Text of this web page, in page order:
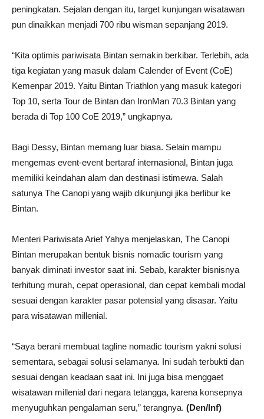
peningkatan. Sejalan dengan itu, target kunjungan wisatawan
pun dinaikkan menjadi 700 ribu wisman sepanjang 2019.
“Kita optimis pariwisata Bintan semakin berkibar. Terlebih, ada
tiga kegiatan yang masuk dalam Calender of Event (CoE)
Kemenpar 2019. Yaitu Bintan Triathlon yang masuk kategori
Top 10, serta Tour de Bintan dan IronMan 70.3 Bintan yang
berada di Top 100 CoE 2019,” ungkapnya.
Bagi Dessy, Bintan memang luar biasa. Selain mampu
mengemas event-event bertaraf internasional, Bintan juga
memiliki keindahan alam dan destinasi istimewa. Salah
satunya The Canopi yang wajib dikunjungi jika berlibur ke
Bintan.
Menteri Pariwisata Arief Yahya menjelaskan, The Canopi
Bintan merupakan bentuk bisnis nomadic tourism yang
banyak diminati investor saat ini. Sebab, karakter bisnisnya
terhitung murah, cepat operasional, dan cepat kembali modal
sesuai dengan karakter pasar potensial yang disasar. Yaitu
para wisatawan millenial.
“Saya berani membuat tagline nomadic tourism yakni solusi
sementara, sebagai solusi selamanya. Ini sudah terbukti dan
sesuai dengan keadaan saat ini. Ini juga bisa menggaet
wisatawan millenial dari negara tetangga, karena konsepnya
menyuguhkan pengalaman seru,” terangnya. (Den/Inf)